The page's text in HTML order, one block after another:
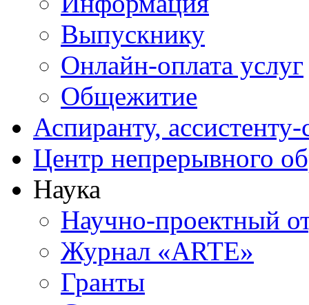
Выпускнику
Онлайн-оплата услуг
Общежитие
Аспиранту,
Центр непрерывного
Наука
Научно-проектный
Журнал «ARTE»
Гранты